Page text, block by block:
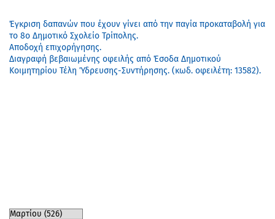
Έγκριση δαπανών που έχουν γίνει από την παγία προκαταβολή για
το 8ο Δημοτικό Σχολείο Τρίπολης.
Αποδοχή επιχορήγησης.
Διαγραφή βεβαιωμένης οφειλής από Έσοδα Δημοτικού
Κοιμητηρίου Τέλη Ύδρευσης-Συντήρησης. (κωδ. οφειλέτη: 13582).